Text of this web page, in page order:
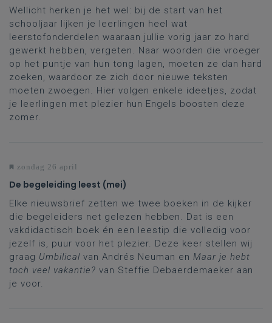
Wellicht herken je het wel: bij de start van het
schooljaar lijken je leerlingen heel wat
leerstofonderdelen waaraan jullie vorig jaar zo hard
gewerkt hebben, vergeten. Naar woorden die vroeger
op het puntje van hun tong lagen, moeten ze dan hard
zoeken, waardoor ze zich door nieuwe teksten
moeten zwoegen. Hier volgen enkele ideetjes, zodat
je leerlingen met plezier hun Engels boosten deze
zomer.
zondag 26 april
De begeleiding leest (mei)
Elke nieuwsbrief zetten we twee boeken in de kijker
die begeleiders net gelezen hebben. Dat is een
vakdidactisch boek én een leestip die volledig voor
jezelf is, puur voor het plezier. Deze keer stellen wij
graag Umbilical van Andrés Neuman en Maar je hebt
toch veel vakantie? van Steffie Debaerdemaeker aan
je voor.